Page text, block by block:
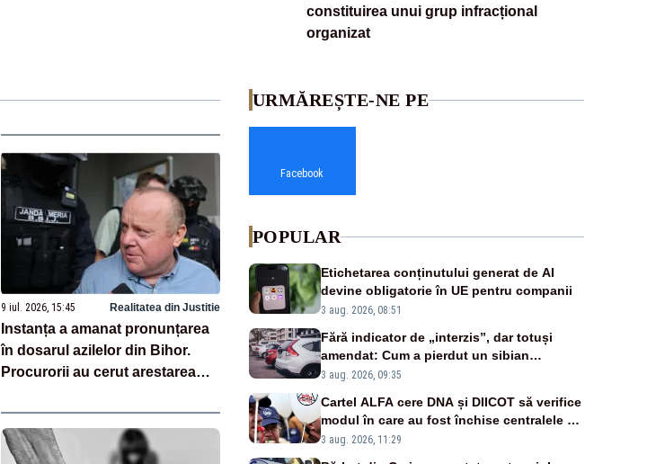
constituirea unui grup infracțional
organizat
9 iul. 2026, 15:45 Realitatea din Justitie
Instanța a amanat pronunțarea
în dosarul azilelor din Bihor.
Procurorii au cerut arestarea
URMĂREȘTE-NE PE
Facebook
POPULAR
Etichetarea conținutului generat de AI
devine obligatorie în UE pentru companii
3 aug. 2026, 08:51
Fără indicator de „interzis”, dar totuși
amendat: Cum a pierdut un sibian
procesul pentru o parcare în centrul
3 aug. 2026, 09:35
Cartel ALFA cere DNA și DIICOT să verifice
modul în care au fost închise centralele pe
cărbune
3 aug. 2026, 11:29